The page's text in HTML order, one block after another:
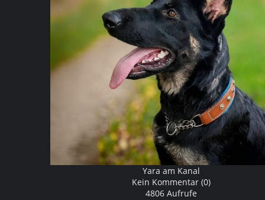
Yara am Kanal
Kein Kommentar (0)
4806 Aufrufe